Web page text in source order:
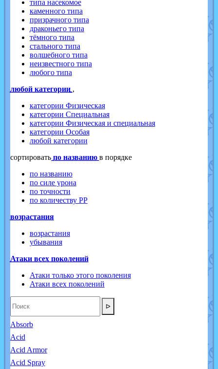
типа насекомое
каменного типа
призрачного типа
драконьего типа
тёмного типа
стального типа
волшебного типа
неизвестного типа
любого типа
любой категории ,
категории Физическая
категории Специальная
категории Физическая и специальная
категории Особая
любой категории
cортировать по названию в порядке
по названию
по силе урона
по точности
по количеству PP
возрастания
возрастания
убывания
Атаки всех поколений
Атаки только этого поколения
Атаки всех поколений
ᐅ
Absorb
Acid
Acid Armor
Acid Spray